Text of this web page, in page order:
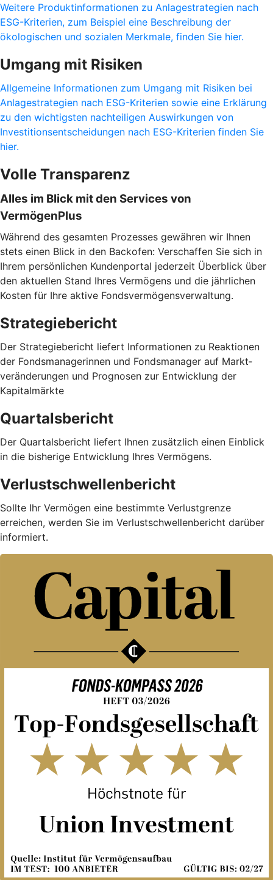
Weitere Produktinformationen zu Anlagestrategien nach
ESG-Kriterien, zum Beispiel eine Beschreibung der
ökologischen und sozialen Merkmale, finden Sie hier.
Umgang mit Risiken
Allgemeine Informationen zum Umgang mit Risiken bei
Anlagestrategien nach ESG-Kriterien sowie eine Erklärung
zu den wichtigsten nachteiligen Auswirkungen von
Investitionsentscheidungen nach ESG-Kriterien finden Sie
hier.
Volle Transparenz
Alles im Blick mit den Services von
VermögenPlus
Während des gesamten Prozesses gewähren wir Ihnen
stets einen Blick in den Backofen: Verschaffen Sie sich in
Ihrem persönlichen Kundenportal jederzeit Überblick über
den aktuellen Stand Ihres Vermögens und die jährlichen
Kosten für Ihre aktive Fondsvermögensverwaltung.
Strategiebericht
Der Strategiebericht liefert Informationen zu Reaktionen
der Fondsmanagerinnen und Fondsmanager auf Markt­
veränderungen und Prognosen zur Entwicklung der
Kapitalmärkte
Quartalsbericht
Der Quartalsbericht liefert Ihnen zusätzlich einen Einblick
in die bisherige Entwicklung Ihres Vermögens.
Verlustschwellenbericht
Sollte Ihr Vermögen eine bestimmte Verlustgrenze
erreichen, werden Sie im Verlustschwellenbericht darüber
informiert.